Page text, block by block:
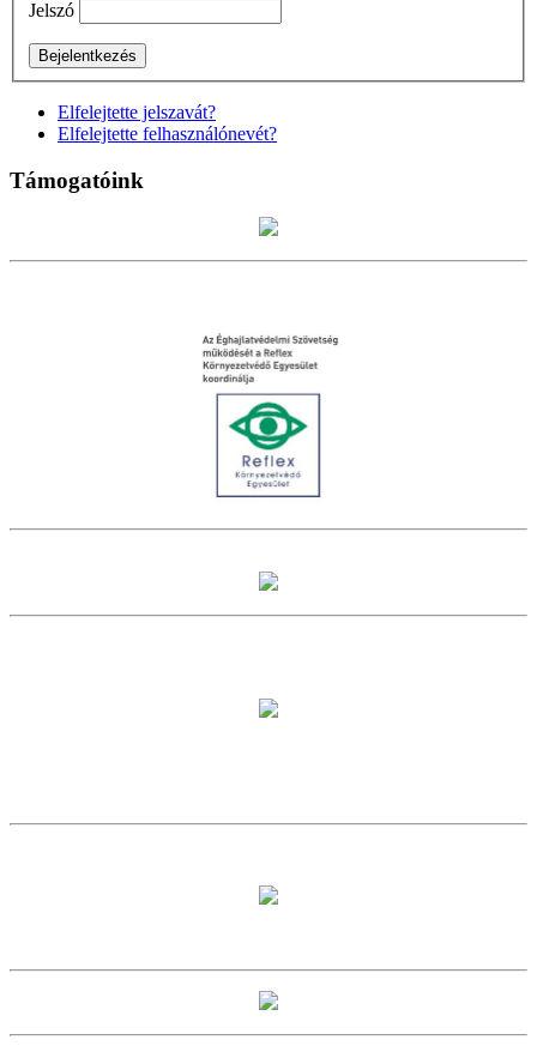
Jelszó
Elfelejtette jelszavát?
Elfelejtette felhasználónevét?
Támogatóink